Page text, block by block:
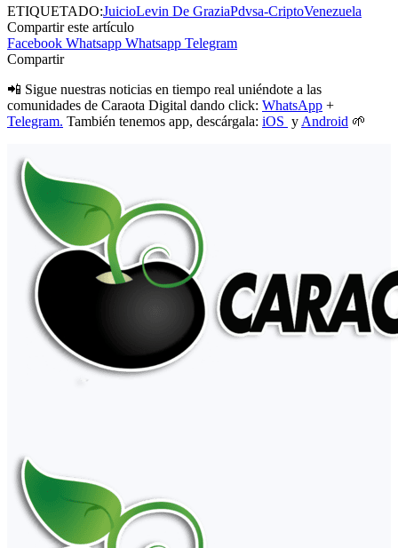
ETIQUETADO:JuicioLevin De GraziaPdvsa-CriptoVenezuela
Compartir este artículo
Facebook Whatsapp Whatsapp Telegram
Compartir
📲 Sigue nuestras noticias en tiempo real uniéndote a las
comunidades de Caraota Digital dando click: WhatsApp +
Telegram. También tenemos app, descárgala: iOS y Android 🌱